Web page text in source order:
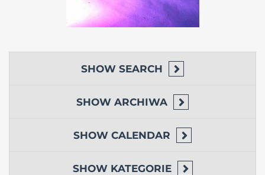
SHOW SEARCH
SHOW ARCHIWA
SHOW CALENDAR
SHOW KATEGORIE